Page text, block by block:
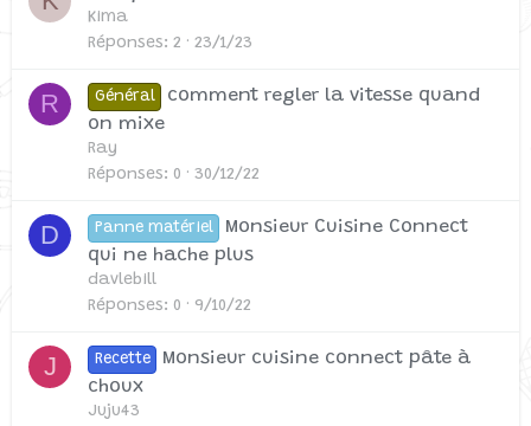
Kima
Réponses
2 23/1/23
R Général
comment regler la vitesse quand
on mixe
Ray
Réponses
0 30/12/22
D Panne matériel
Monsieur Cuisine Connect
qui ne hache plus
davlebill
Réponses
0 9/10/22
J Recette
Monsieur cuisine connect pâte à
choux
Juju43